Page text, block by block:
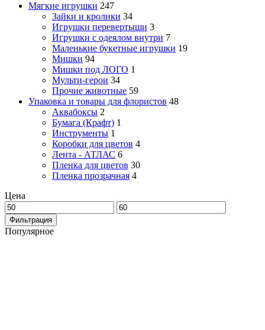
Мягкие игрушки 247
Зайки и кролики 34
Игрушки перевертыши 3
Игрушки с одеялом внутри 7
Маленькие букетные игрушки 19
Мишки 94
Мишки под ЛОГО 1
Мульти-герои 34
Прочие животные 59
Упаковка и товары для флористов 48
Аквабоксы 2
Бумага (Крафт) 1
Инструменты 1
Коробки для цветов 4
Лента - АТЛАС 6
Пленка для цветов 30
Пленка прозрачная 4
Цена
Фильтрация
Популярное